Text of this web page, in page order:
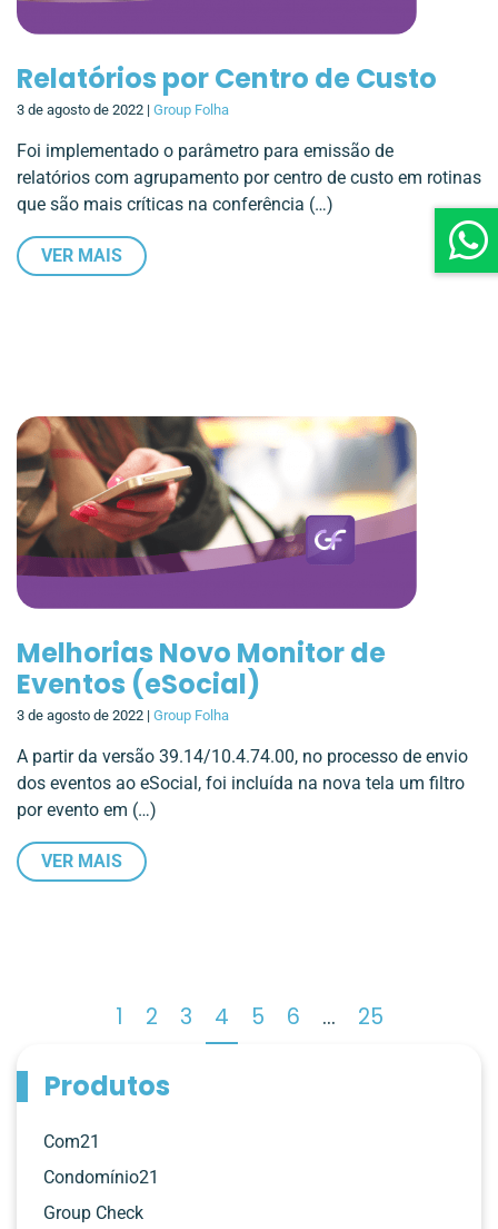
Relatórios por Centro de Custo
3 de agosto de 2022 | Group Folha
Foi implementado o parâmetro para emissão de
relatórios com agrupamento por centro de custo em rotinas
que são mais críticas na conferência (…)
VER MAIS
Melhorias Novo Monitor de
Eventos (eSocial)
3 de agosto de 2022 | Group Folha
A partir da versão 39.14/10.4.74.00, no processo de envio
dos eventos ao eSocial, foi incluída na nova tela um filtro
por evento em (…)
VER MAIS
1 2 3 4 5 6 … 25
Produtos
Com21
Condomínio21
Group Check